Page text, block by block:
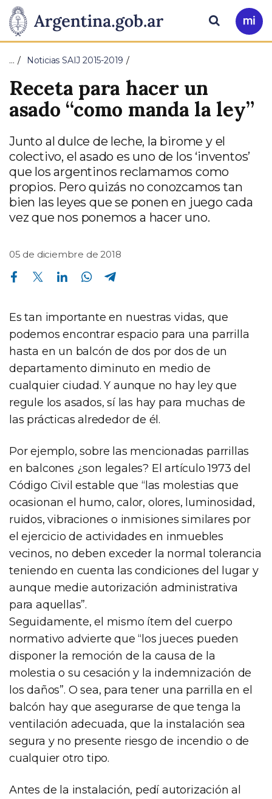
Presidencia
de
la
Nación
Pasar al contenido principal
Ir
a
Buscar
… Noticias SAIJ 2015-2019
Receta para hacer un
asado “como manda la ley”
Junto al dulce de leche, la birome y el
colectivo, el asado es uno de los ‘inventos’
que los argentinos reclamamos como
propios. Pero quizás no conozcamos tan
bien las leyes que se ponen en juego cada
vez que nos ponemos a hacer uno.
05 de diciembre de 2018
Compartir en Facebook Compartir en Twitter Compartir en Linkedin Compartir en Whatsapp
Es tan importante en nuestras vidas, que
podemos encontrar espacio para una parrilla
hasta en un balcón de dos por dos de un
departamento diminuto en medio de
cualquier ciudad. Y aunque no hay ley que
regule los asados, sí las hay para muchas de
las prácticas alrededor de él.
Por ejemplo, sobre las mencionadas parrillas
en balcones ¿son legales? El artículo 1973 del
Código Civil estable que “las molestias que
ocasionan el humo, calor, olores, luminosidad,
ruidos, vibraciones o inmisiones similares por
el ejercicio de actividades en inmuebles
vecinos, no deben exceder la normal tolerancia
teniendo en cuenta las condiciones del lugar y
aunque medie autorización administrativa
para aquellas”.
Seguidamente, el mismo ítem del cuerpo
normativo advierte que “los jueces pueden
disponer la remoción de la causa de la
molestia o su cesación y la indemnización de
los daños”. O sea, para tener una parrilla en el
balcón hay que asegurarse de que tenga la
ventilación adecuada, que la instalación sea
segura y no presente riesgo de incendio o de
cualquier otro tipo.
Antes de la instalación, pedí autorización al